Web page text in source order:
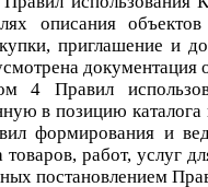
описания
приглашение и
документация
4 Правил
в позицию каталога
формирования и
товаров, работ, услуг
постановлением